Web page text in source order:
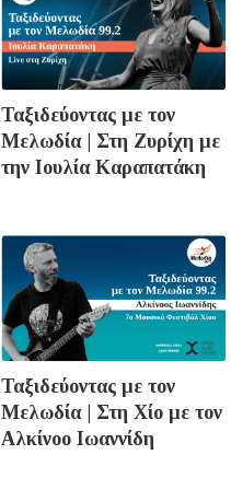
Ταξιδεύοντας με τον
Μελωδία | Στη Ζυρίχη με
την Ιουλία Καραπατάκη
Ταξιδεύοντας με τον
Μελωδία | Στη Χίο με τον
Αλκίνοο Ιωαννίδη